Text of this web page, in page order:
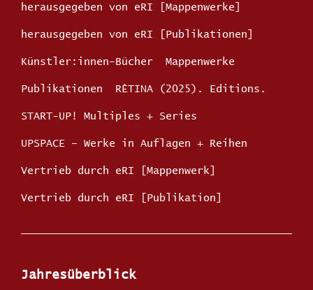
herausgegeben von eRI [Mappenwerke]
herausgegeben von eRI [Publikationen]
Künstler:innen-Bücher Mappenwerke
Publikationen RÈTINA (2025). Editions.
START-UP! Multiples + Series
UPSPACE – Werke in Auflagen + Reihen
Vertrieb durch eRI [Mappenwerk]
Vertrieb durch eRI [Publikation]
Jahresüberblick